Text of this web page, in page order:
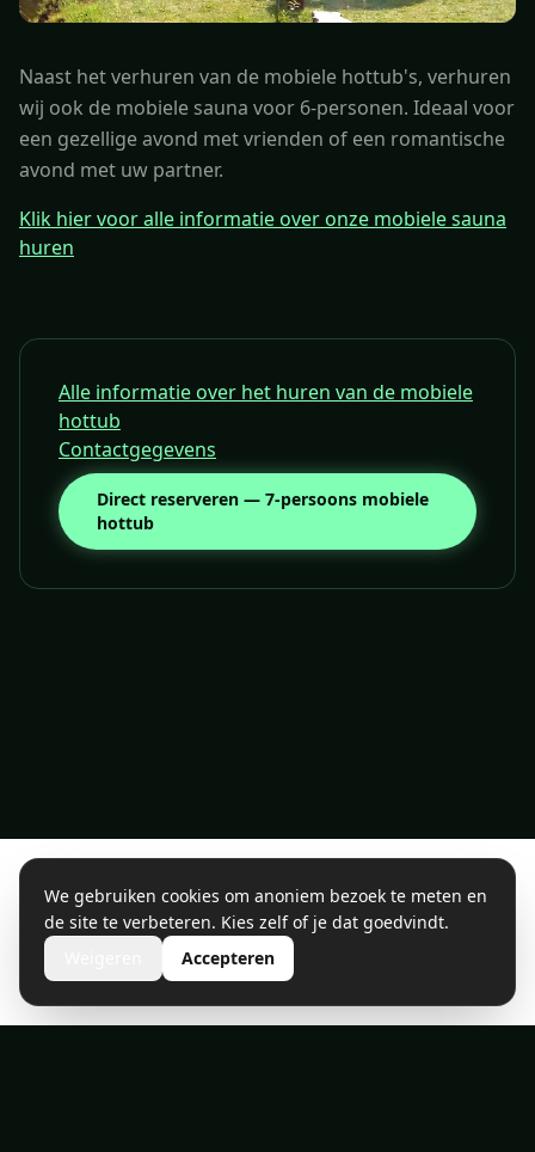
Naast het verhuren van de mobiele hottub's, verhuren
wij ook de mobiele sauna voor 6-personen. Ideaal voor
een gezellige avond met vrienden of een romantische
avond met uw partner.
Klik hier voor alle informatie over onze mobiele sauna
huren
Alle informatie over het huren van de mobiele
hottub
Contactgegevens
Direct reserveren — 7-persoons mobiele
hottub
We gebruiken cookies om anoniem bezoek te meten en
de site te verbeteren. Kies zelf of je dat goedvindt.
Accepteren